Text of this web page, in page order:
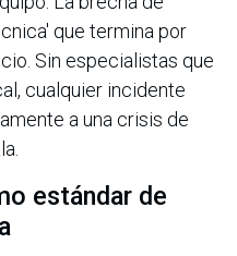
que termina por
Sin especialistas que
cualquier incidente
a una crisis de
estándar de